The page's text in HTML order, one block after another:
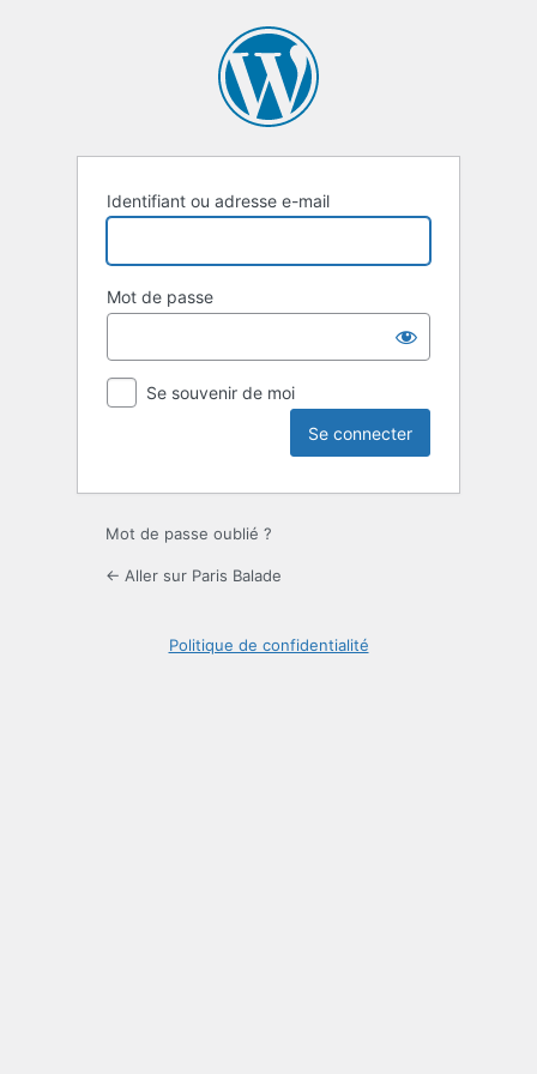
Identifiant ou adresse e-mail
Mot de passe
Se souvenir de moi
Mot de passe oublié ?
← Aller sur Paris Balade
Politique de confidentialité